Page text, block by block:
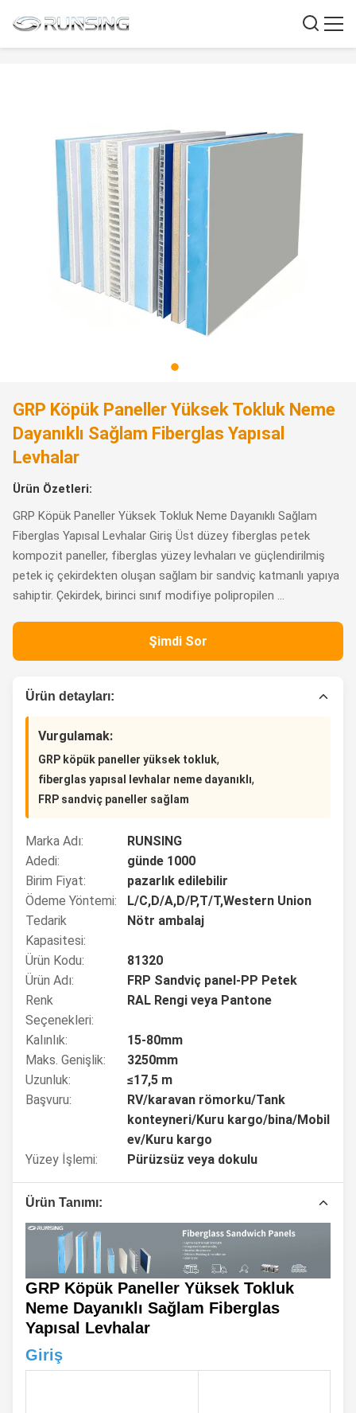
GRP Köpük Paneller Yüksek Tokluk Neme
Dayanıklı Sağlam Fiberglas Yapısal
Levhalar
Ürün Özetleri:
GRP Köpük Paneller Yüksek Tokluk Neme Dayanıklı Sağlam
Fiberglas Yapısal Levhalar Giriş Üst düzey fiberglas petek
kompozit paneller, fiberglas yüzey levhaları ve güçlendirilmiş
petek iç çekirdekten oluşan sağlam bir sandviç katmanlı yapıya
sahiptir. Çekirdek, birinci sınıf modifiye polipropilen ...
Şimdi Sor
Ürün detayları:
Vurgulamak:
GRP köpük paneller yüksek tokluk,
fiberglas yapısal levhalar neme dayanıklı,
FRP sandviç paneller sağlam
Marka Adı:
RUNSING
Adedi:
günde 1000
Birim Fiyat:
pazarlık edilebilir
Ödeme Yöntemi:
L/C,D/A,D/P,T/T,Western Union
Tedarik
Kapasitesi:
Nötr ambalaj
Ürün Kodu:
81320
Ürün Adı:
FRP Sandviç panel-PP Petek
Renk
Seçenekleri:
RAL Rengi veya Pantone
Kalınlık:
15-80mm
Maks. Genişlik:
3250mm
Uzunluk:
≤17,5 m
Başvuru:
RV/karavan römorku/Tank
konteyneri/Kuru kargo/bina/Mobil
ev/Kuru kargo
Yüzey İşlemi:
Pürüzsüz veya dokulu
Ürün Tanımı:
GRP Köpük Paneller Yüksek Tokluk
Neme Dayanıklı Sağlam Fiberglas
Yapısal Levhalar
Giriş